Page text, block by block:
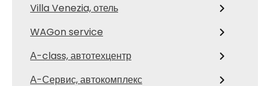
Villa Venezia, отель
WAGon service
А-class, автотехцентр
А-Сервис, автокомплекс